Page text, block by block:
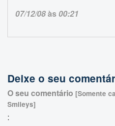
07/12/08às00:21
Deixe o seu
O seu comentário [Somente
Smileys]
: